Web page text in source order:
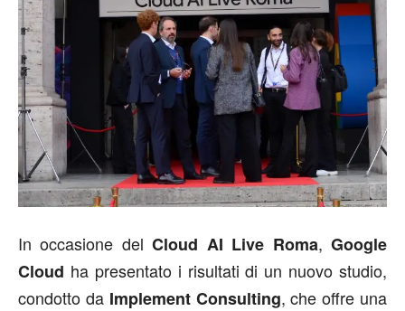
In occasione delCloud AI Live Roma,Google
Cloud ha presentato i risultati di un nuovo studio,
condotto da Implement Consulting, che offre una